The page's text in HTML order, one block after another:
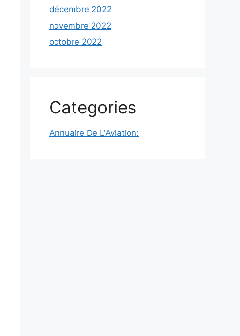
décembre 2022
novembre 2022
octobre 2022
Categories
Annuaire De L'Aviation: